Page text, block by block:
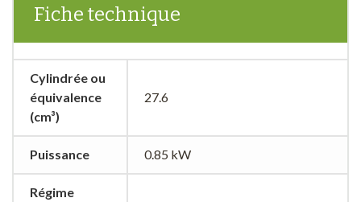
Fiche technique
Cylindrée ou
équivalence
(cm³)
27.6
Puissance 0.85 kW
Régime